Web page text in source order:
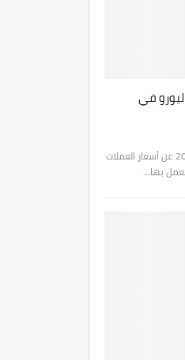
في
أعلن البنك المركزي المصري الأمس 21 مارس 2022 عن أسعار العملات
بها…